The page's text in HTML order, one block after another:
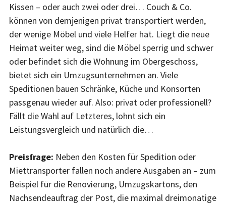
Kissen – oder auch zwei oder drei… Couch & Co.
können von demjenigen privat transportiert werden,
der wenige Möbel und viele Helfer hat. Liegt die neue
Heimat weiter weg, sind die Möbel sperrig und schwer
oder befindet sich die Wohnung im Obergeschoss,
bietet sich ein Umzugsunternehmen an. Viele
Speditionen bauen Schränke, Küche und Konsorten
passgenau wieder auf. Also: privat oder professionell?
Fällt die Wahl auf Letzteres, lohnt sich ein
Leistungsvergleich und natürlich die…
Preisfrage: Neben den Kosten für Spedition oder
Miettransporter fallen noch andere Ausgaben an – zum
Beispiel für die Renovierung, Umzugskartons, den
Nachsendeauftrag der Post, die maximal dreimonatige